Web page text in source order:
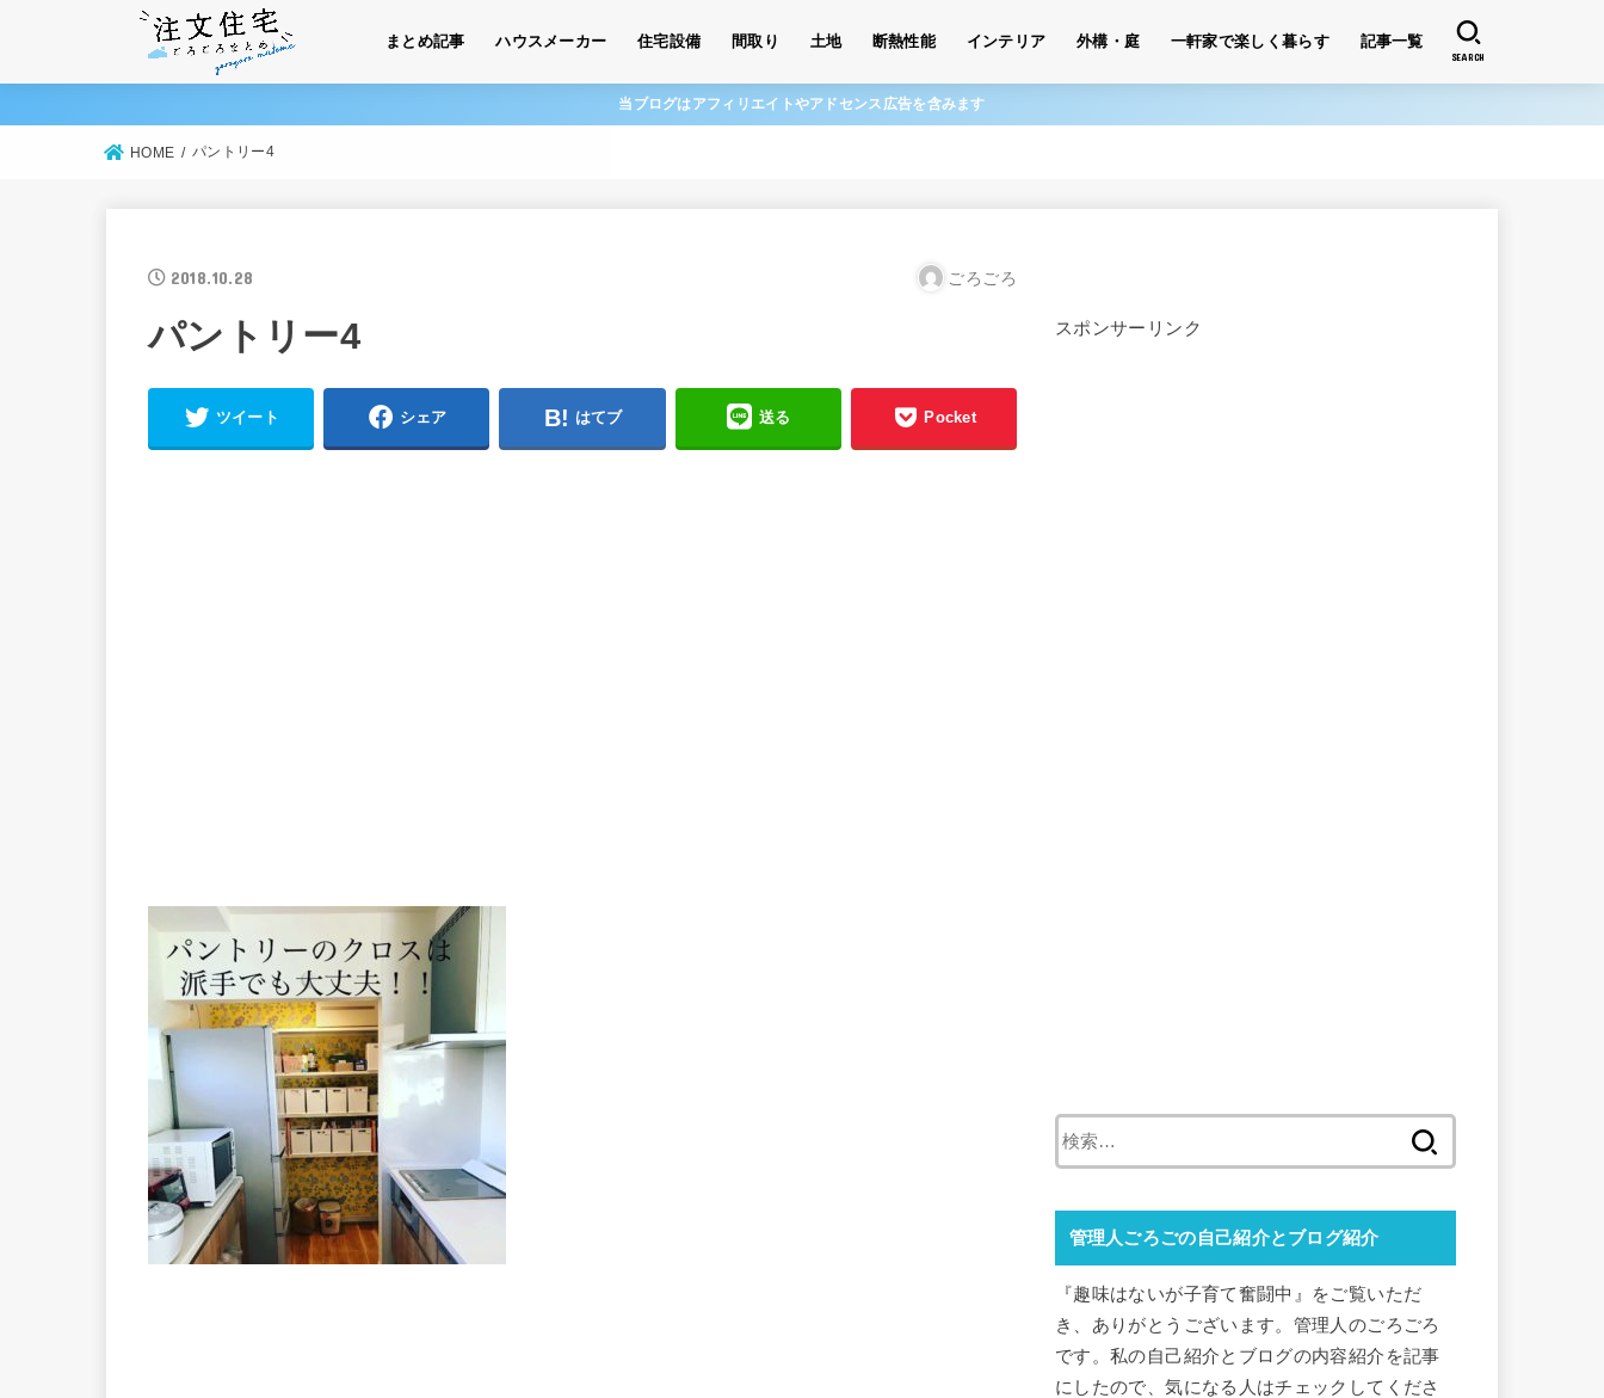
まとめ記事 ハウスメーカー 住宅設備 間取り 土地 断熱性能 インテリア 外構・庭 一軒家で楽しく暮らす 記事一覧
SEARCH
当ブログはアフィリエイトやアドセンス広告を含みます
HOME パントリー4
2018.10.28 ごろごろ
パントリー4
ツイート シェア はてブ 送る Pocket
スポンサーリンク
索
管理人ごろごの自己紹介とブログ紹介
『趣味はないが子育て奮闘中』をご覧いただ
き、ありがとうございます。管理人のごろごろ
です。私の自己紹介とブログの内容紹介を記事
にしたので、気になる人はチェックしてくださ